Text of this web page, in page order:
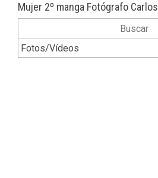
Mujer 2º manga Fotógrafo Carlos